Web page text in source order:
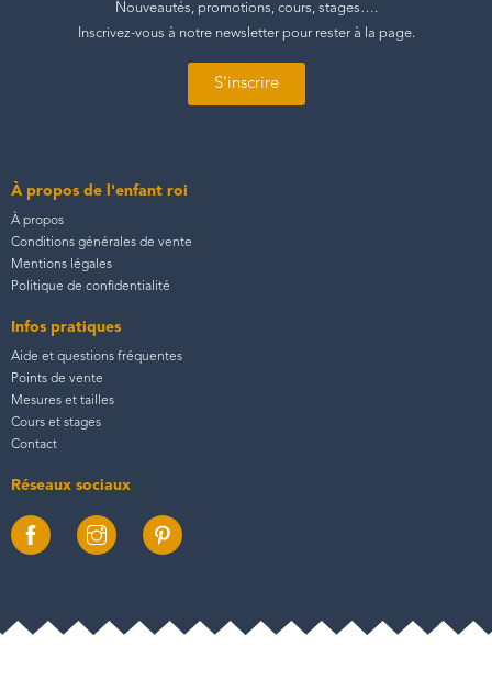
Nouveautés, promotions, cours, stages….
Inscrivez-vous à notre newsletter pour rester à la page.
S'inscrire
À propos de l'enfant roi
À propos
Conditions générales de vente
Mentions légales
Politique de confidentialité
Infos pratiques
Aide et questions fréquentes
Points de vente
Mesures et tailles
Cours et stages
Contact
Réseaux sociaux